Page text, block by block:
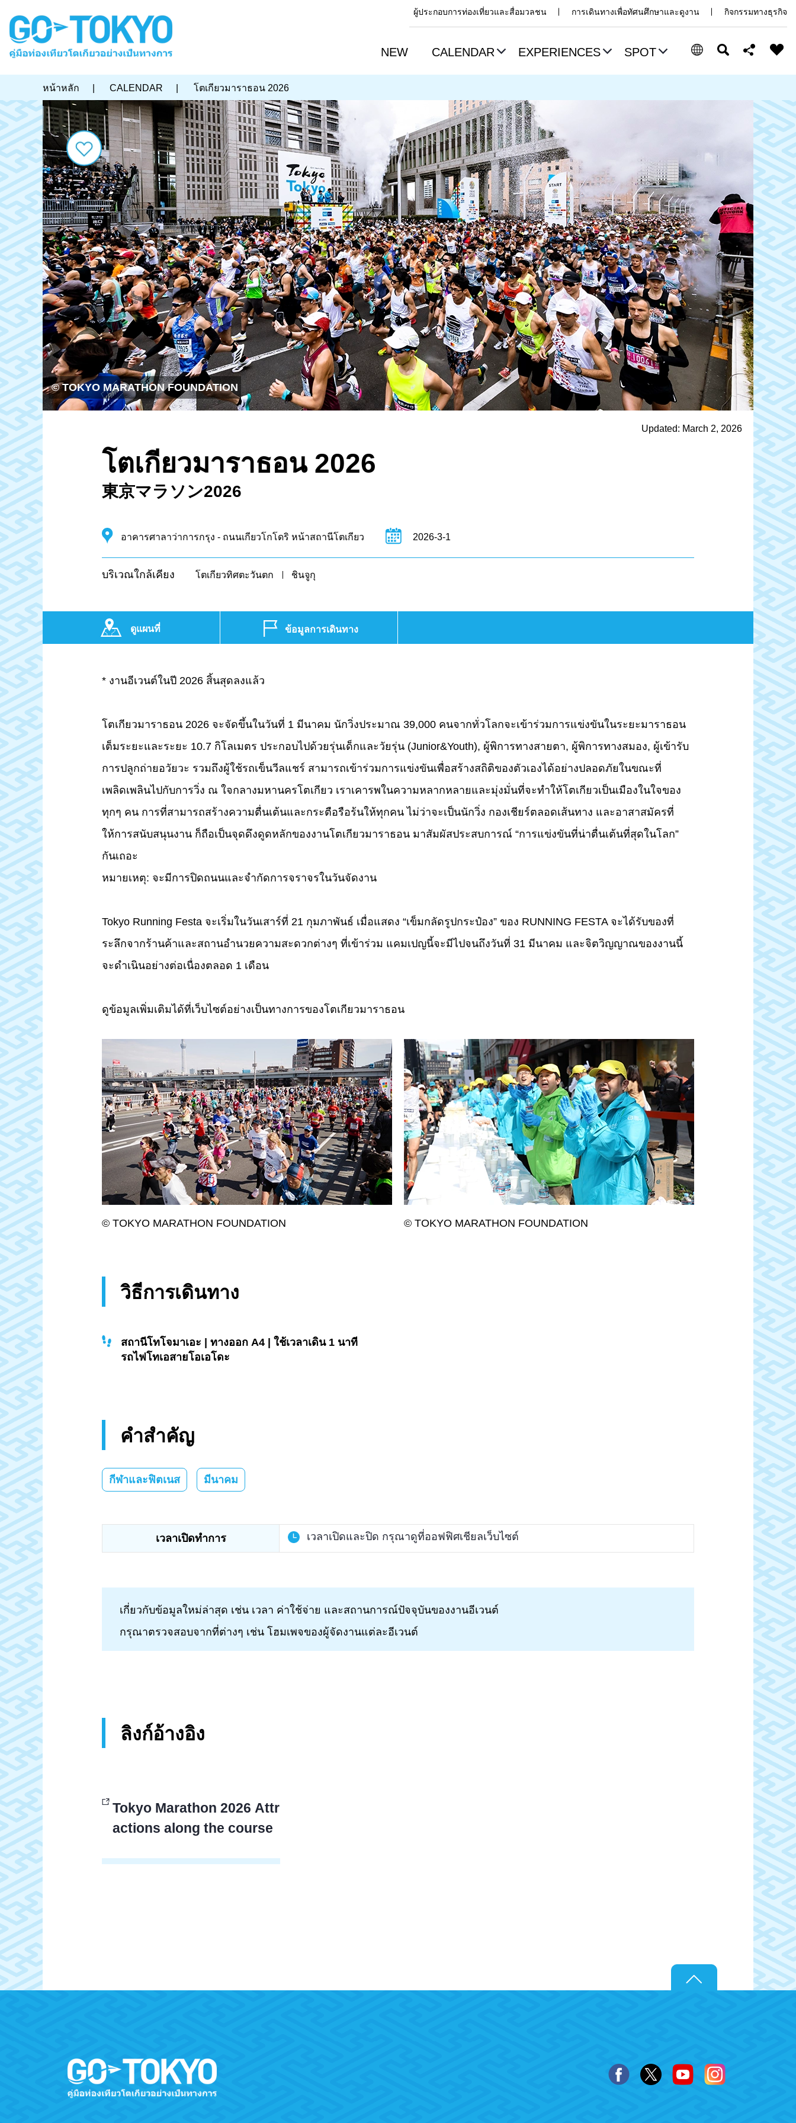
ผู้ประกอบการท่องเที่ยวและสื่อมวลชน การเดินทางเพื่อทัศนศึกษาและดูงาน กิจกรรมทางธุรกิจ
NEW CALENDAR EXPERIENCES SPOT
หน้าหลัก CALENDAR โตเกียวมาราธอน 2026
© TOKYO MARATHON FOUNDATION
Updated: March 2, 2026
โตเกียวมาราธอน 2026
東京マラソン2026
อาคารศาลาว่าการกรุง - ถนนเกียวโกโดริ หน้าสถานีโตเกียว 2026-3-1
บริเวณใกล้เคียง โตเกียวทิศตะวันตก ชินจูกุ
ดูแผนที่ ข้อมูลการเดินทาง
* งานอีเวนต์ในปี 2026 สิ้นสุดลงแล้ว
โตเกียวมาราธอน 2026 จะจัดขึ้นในวันที่ 1 มีนาคม นักวิ่งประมาณ 39,000 คนจากทั่วโลกจะเข้าร่วมการแข่งขันในระยะมาราธอน
เต็มระยะและระยะ 10.7 กิโลเมตร ประกอบไปด้วยรุ่นเด็กและวัยรุ่น (Junior&Youth), ผู้พิการทางสายตา, ผู้พิการทางสมอง, ผู้เข้ารับ
การปลูกถ่ายอวัยวะ รวมถึงผู้ใช้รถเข็นวีลแชร์ สามารถเข้าร่วมการแข่งขันเพื่อสร้างสถิติของตัวเองได้อย่างปลอดภัยในขณะที่
เพลิดเพลินไปกับการวิ่ง ณ ใจกลางมหานครโตเกียว เราเคารพในความหลากหลายและมุ่งมั่นที่จะทำให้โตเกียวเป็นเมืองในใจของ
ทุกๆ คน การที่สามารถสร้างความตื่นเต้นและกระตือรือร้นให้ทุกคน ไม่ว่าจะเป็นนักวิ่ง กองเชียร์ตลอดเส้นทาง และอาสาสมัครที่
ให้การสนับสนุนงาน ก็ถือเป็นจุดดึงดูดหลักของงานโตเกียวมาราธอน มาสัมผัสประสบการณ์ “การแข่งขันที่น่าตื่นเต้นที่สุดในโลก”
กันเถอะ
หมายเหตุ: จะมีการปิดถนนและจำกัดการจราจรในวันจัดงาน
Tokyo Running Festa จะเริ่มในวันเสาร์ที่ 21 กุมภาพันธ์ เมื่อแสดง “เข็มกลัดรูปกระป๋อง” ของ RUNNING FESTA จะได้รับของที่
ระลึกจากร้านค้าและสถานอำนวยความสะดวกต่างๆ ที่เข้าร่วม แคมเปญนี้จะมีไปจนถึงวันที่ 31 มีนาคม และจิตวิญญาณของงานนี้
จะดำเนินอย่างต่อเนื่องตลอด 1 เดือน
ดูข้อมูลเพิ่มเติมได้ที่เว็บไซต์อย่างเป็นทางการของโตเกียวมาราธอน
© TOKYO MARATHON FOUNDATION © TOKYO MARATHON FOUNDATION
วิธีการเดินทาง
สถานีโทโจมาเอะ | ทางออก A4 | ใช้เวลาเดิน 1 นาที
รถไฟโทเอสายโอเอโดะ
คำสำคัญ
กีฬาและฟิตเนส มีนาคม
เวลาเปิดทำการ เวลาเปิดและปิด กรุณาดูที่ออฟฟิศเชียลเว็บไซต์
เกี่ยวกับข้อมูลใหม่ล่าสุด เช่น เวลา ค่าใช้จ่าย และสถานการณ์ปัจจุบันของงานอีเวนต์
กรุณาตรวจสอบจากที่ต่างๆ เช่น โฮมเพจของผู้จัดงานแต่ละอีเวนต์
ลิงก์อ้างอิง
Tokyo Marathon 2026 Attr
actions along the course